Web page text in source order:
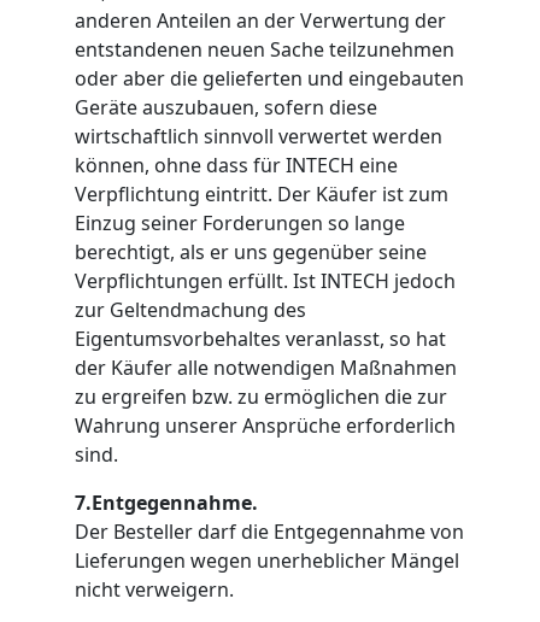
anderen Anteilen an der Verwertung der
entstandenen neuen Sache teilzunehmen
oder aber die gelieferten und eingebauten
Geräte auszubauen, sofern diese
wirtschaftlich sinnvoll verwertet werden
können, ohne dass für INTECH eine
Verpflichtung eintritt. Der Käufer ist zum
Einzug seiner Forderungen so lange
berechtigt, als er uns gegenüber seine
Verpflichtungen erfüllt. Ist INTECH jedoch
zur Geltendmachung des
Eigentumsvorbehaltes veranlasst, so hat
der Käufer alle notwendigen Maßnahmen
zu ergreifen bzw. zu ermöglichen die zur
Wahrung unserer Ansprüche erforderlich
sind.
7.Entgegennahme.
Der Besteller darf die Entgegennahme von
Lieferungen wegen unerheblicher Mängel
nicht verweigern.